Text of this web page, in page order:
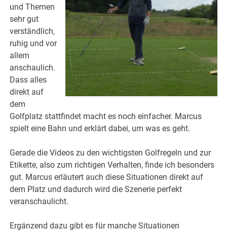
und Themen
sehr gut
verständlich,
ruhig und vor
allem
anschaulich.
Dass alles
direkt auf
dem
Golfplatz stattfindet macht es noch einfacher. Marcus
spielt eine Bahn und erklärt dabei, um was es geht.
Gerade die Videos zu den wichtigsten Golfregeln und zur
Etikette, also zum richtigen Verhalten, finde ich besonders
gut. Marcus erläutert auch diese Situationen direkt auf
dem Platz und dadurch wird die Szenerie perfekt
veranschaulicht.
Ergänzend dazu gibt es für manche Situationen